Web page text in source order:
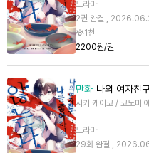
드라마
2권 완결 ,
1천
2200원/권
만화 나의 여자친
시키 케이코 / 코노미
드라마
29화 완결 ,